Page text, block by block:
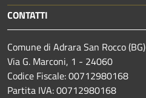
CONTATTI
Comune di Adrara San Rocco (BG)
Via G. Marconi, 1 - 24060
Codice Fiscale: 00712980168
Partita IVA: 00712980168